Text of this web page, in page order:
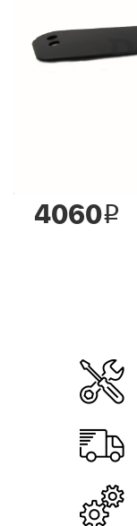
4060i